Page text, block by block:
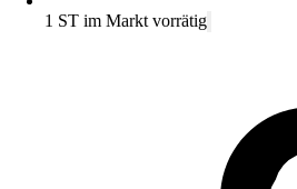
1 ST im Markt vorrätig